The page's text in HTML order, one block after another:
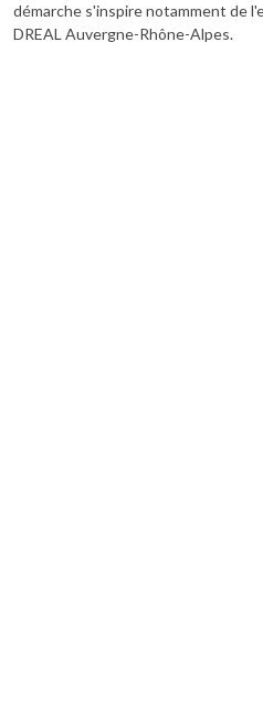
démarche s'inspire notamment de
DREAL Auvergne-Rhône-Alpes.